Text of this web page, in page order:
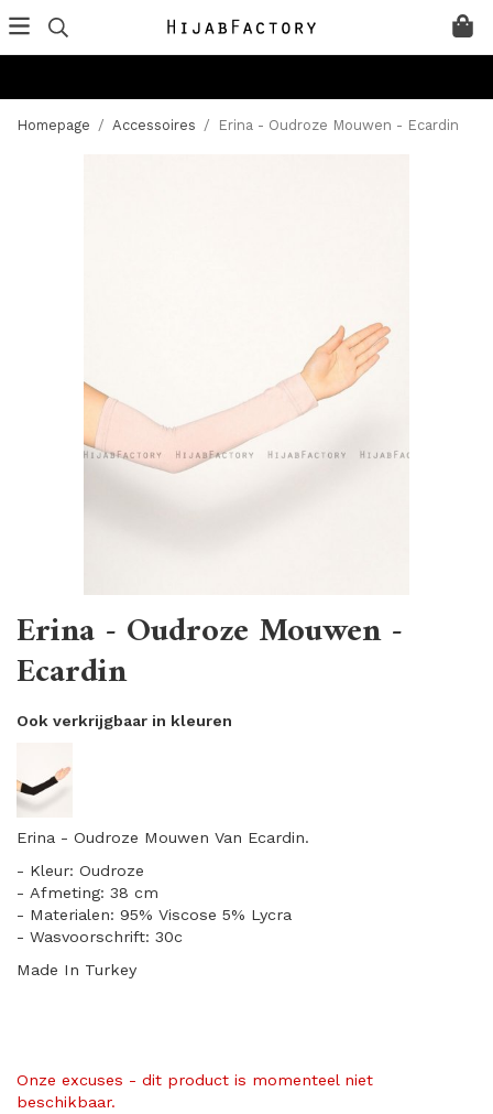
Homepage / Accessoires / Erina - Oudroze Mouwen - Ecardin
Erina - Oudroze Mouwen -
Ecardin
Ook verkrijgbaar in kleuren
Erina - Oudroze Mouwen Van Ecardin.
- Kleur: Oudroze
- Afmeting: 38 cm
- Materialen: 95% Viscose 5% Lycra
- Wasvoorschrift: 30c
Made In Turkey
Onze excuses - dit product is momenteel niet
beschikbaar.